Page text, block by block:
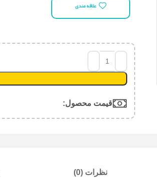
علاقه مندی
قیمت محصول:​
نظرات (0)